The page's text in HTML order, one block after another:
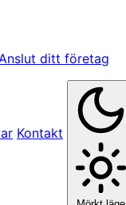
ditt företag
Kontakt